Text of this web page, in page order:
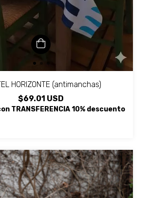
HORIZONTE (antimanchas)
$69.01 USD
TRANSFERENCIA 10% descuento